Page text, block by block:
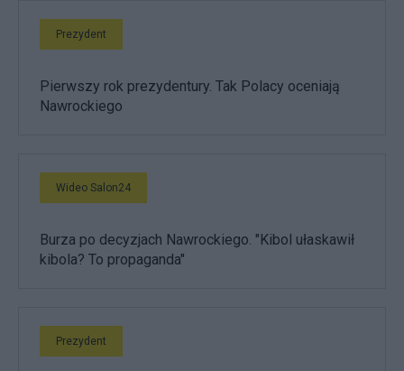
Prezydent
Pierwszy rok prezydentury. Tak Polacy oceniają
Nawrockiego
Wideo Salon24
Burza po decyzjach Nawrockiego. "Kibol ułaskawił
kibola? To propaganda"
Prezydent